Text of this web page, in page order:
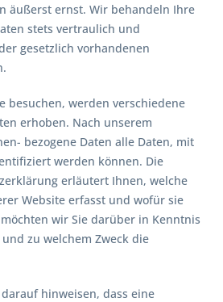
äußerst ernst. Wir behandeln Ihre
stets vertraulich und
gesetzlich vorhandenen
besuchen, werden verschiedene
erhoben. Nach unserem
bezogene Daten alle Daten, mit
werden können. Die
erläutert Ihnen, welche
Website erfasst und wofür sie
wir Sie darüber in Kenntnis
zu welchem Zweck die
hinweisen, dass eine